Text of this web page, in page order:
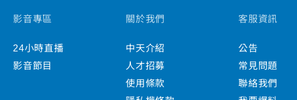
影音專區
24小時直播
影音節目
關於我們
中天介紹
人才招募
使用條款
客服資訊
公告
常見問題
聯絡我們